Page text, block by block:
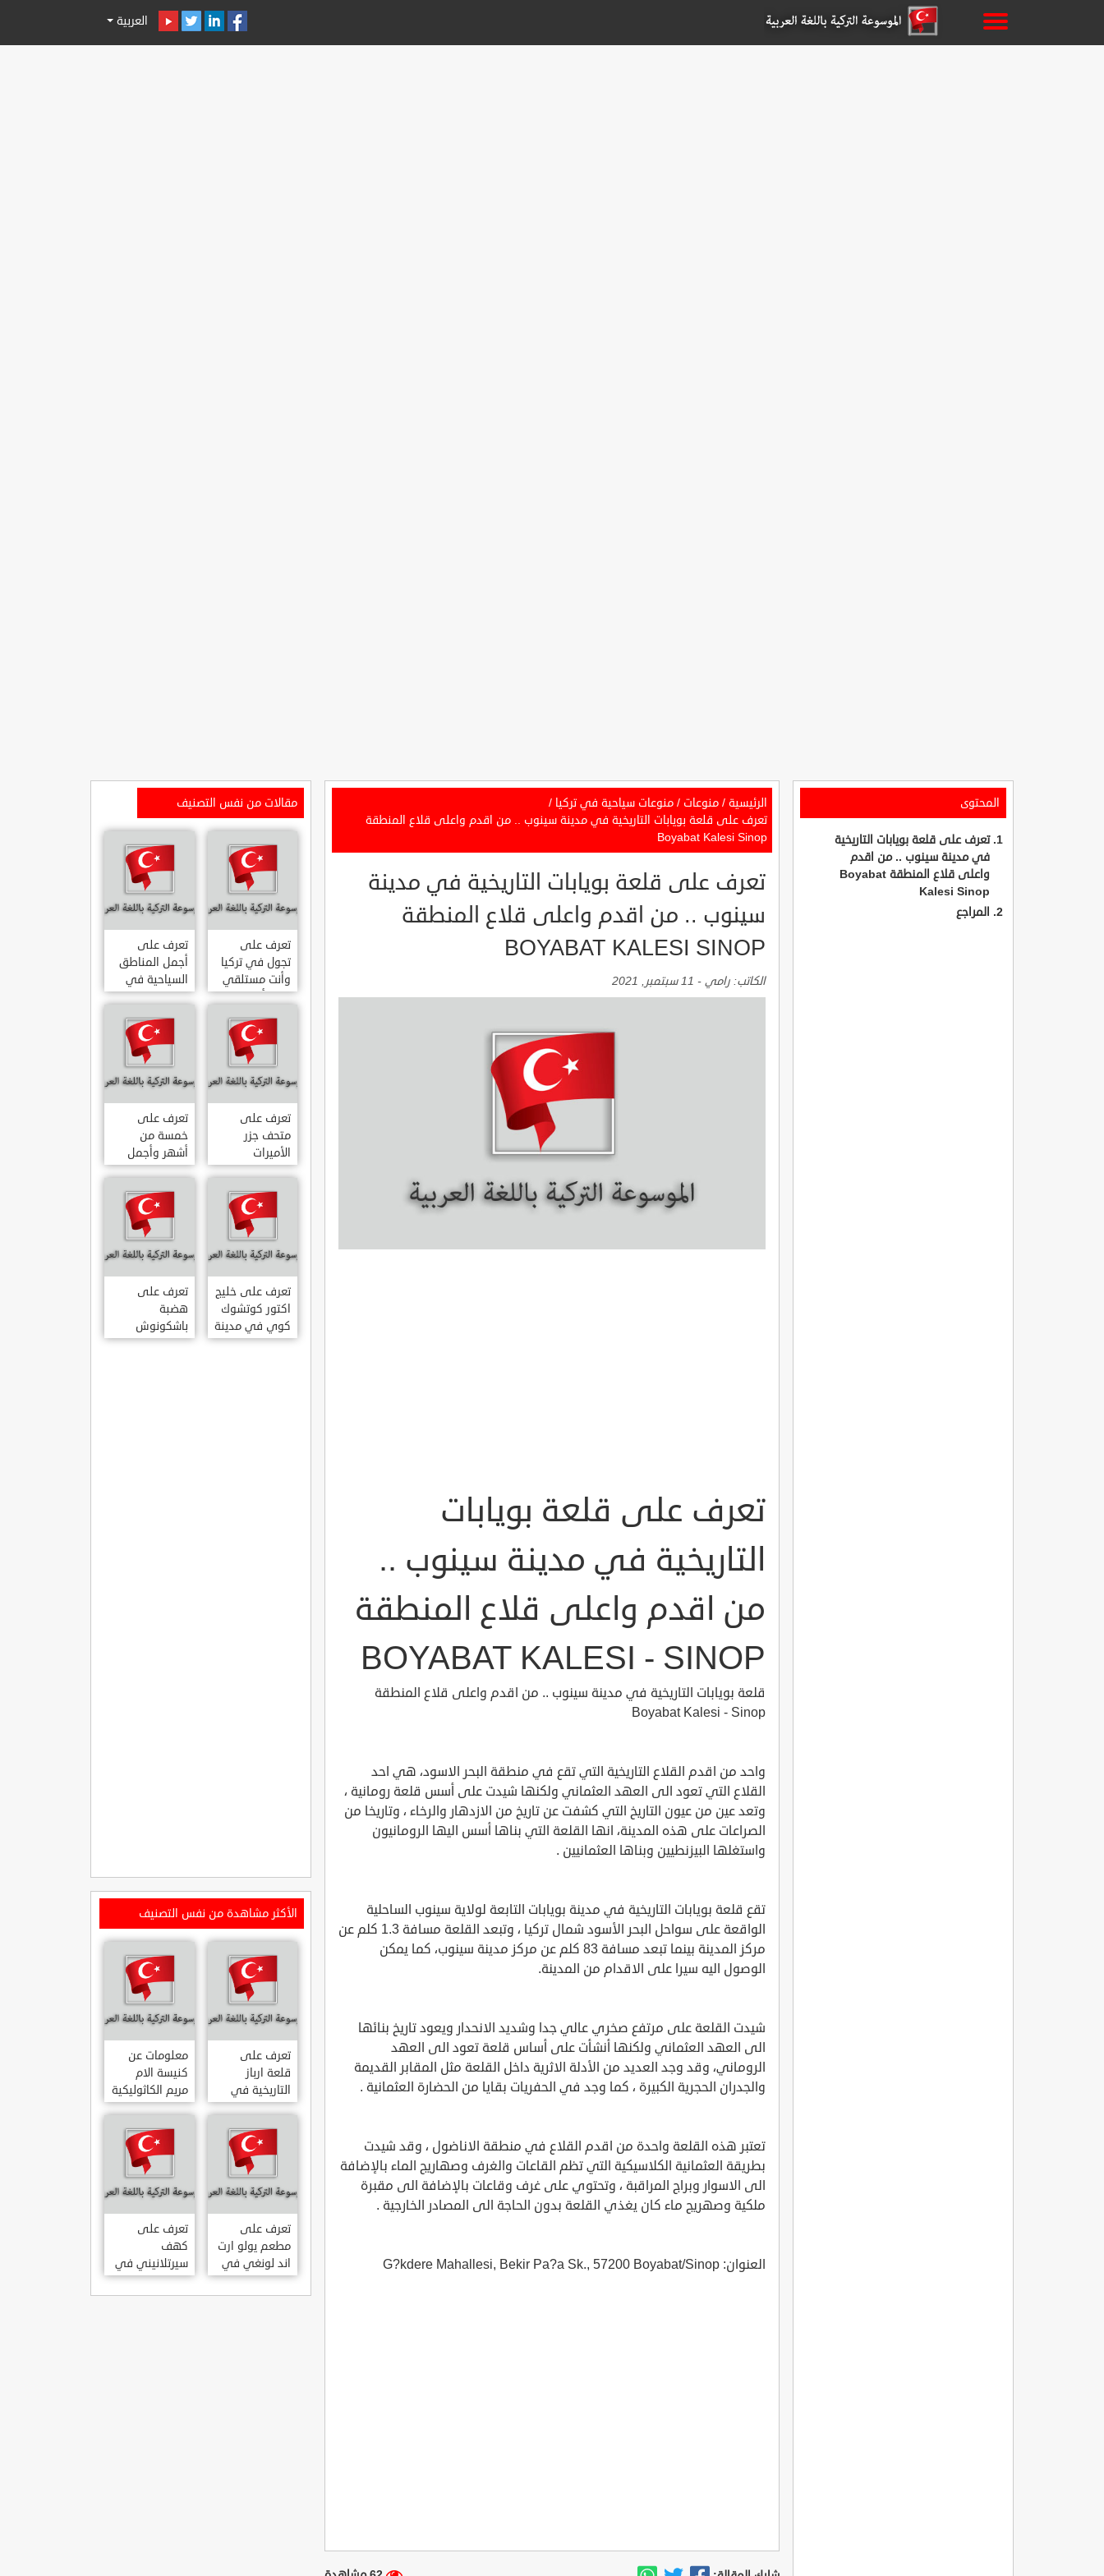
العربية
المحتوى
تعرف على قلعة بويابات التاريخية
في مدينة سينوب .. من اقدم
واعلى قلاع المنطقة Boyabat
Kalesi Sinop
المراجع
الرئيسية / منوعات / منوعات سياحية في تركيا /
تعرف على قلعة بويابات التاريخية في مدينة سينوب .. من اقدم واعلى قلاع المنطقة
Boyabat Kalesi Sinop
تعرف على قلعة بويابات التاريخية في مدينة
سينوب .. من اقدم واعلى قلاع المنطقة
BOYABAT KALESI SINOP
الكاتب: رامي - 11 سبتمبر, 2021
تعرف على قلعة بويابات
التاريخية في مدينة سينوب ..
من اقدم واعلى قلاع المنطقة
BOYABAT KALESI - SINOP
قلعة بويابات التاريخية في مدينة سينوب .. من اقدم واعلى قلاع المنطقة
Boyabat Kalesi - Sinop
واحد من اقدم القلاع التاريخية التي تقع في منطقة البحر الاسود، هي احد
القلاع التي تعود الى العهد العثماني ولكنها شيدت على أسس قلعة رومانية ،
وتعد عين من عيون التاريخ التي كشفت عن تاريخ من الازدهار والرخاء ، وتاريخا من
الصراعات على هذه المدينة، انها القلعة التي بناها أسس اليها الرومانيون
واستغلها البيزنطيين وبناها العثمانيين .
تقع قلعة بويابات التاريخية في مدينة بويابات التابعة لولاية سينوب الساحلية
الواقعة على سواحل البحر الأسود شمال تركيا ، وتبعد القلعة مسافة 1.3 كلم عن
مركز المدينة بينما تبعد مسافة 83 كلم عن مركز مدينة سينوب، كما يمكن
الوصول اليه سيرا على الاقدام من المدينة.
شيدت القلعة على مرتفع صخري عالي جدا وشديد الانحدار ويعود تاريخ بنائها
الى العهد العثماني ولكنها أنشأت على أساس قلعة تعود الى العهد
الروماني، وقد وجد العديد من الأدلة الاثرية داخل القلعة مثل المقابر القديمة
والجدران الحجرية الكبيرة ، كما وجد في الحفريات بقايا من الحضارة العثمانية .
تعتبر هذه القلعة واحدة من اقدم القلاع في منطقة الاناضول ، وقد شيدت
بطريقة العثمانية الكلاسيكية التي تظم القاعات والغرف وصهاريج الماء بالإضافة
الى الاسوار وبراج المراقبة ، وتحتوي على غرف وقاعات بالإضافة الى مقبرة
ملكية وصهريج ماء كان يغذي القلعة بدون الحاجة الى المصادر الخارجية .
العنوان: G?kdere Mahallesi, Bekir Pa?a Sk., 57200 Boyabat/Sinop
مقالات من نفس التصنيف
تعرف على
تجول في تركيا
وأنت مستلقي
على أريكتك
..السياحة
الافتراضية.
تعرف على
أجمل المناطق
السياحية في
اسطنبول
المشهورة في
تعرف على
متحف جزر
الأميرات
ADALAR
MÜZESI
تعرف على
خمسة من
أشهر وأجمل
قصور اسطنبول
تعرف على خليج
اكتور كوتشوك
كوي في مدينة
داتشا الساحلية
تعرف على
هضبة
باشكونوش
الطبيعية في
الأكثر مشاهدة من نفس التصنيف
تعرف على
قلعة ارباز
التاريخية في
ولاية ايدن.. من
القلاع الدولة
العثمانية
ARPAZ
KALESI AYDIN
معلومات عن
كنيسة الام
مريم الكاثوليكية
في هاتي .. من
معالم المدينة
التاريخية
والدينية
MERYEM ANA
KATOLIK
KILISESI
HATAY
تعرف على
مطعم يولو ارت
اند لونغي في
ازمير .. مطعم
بجدران متحف
تعرف على
كهف
سيرتلانيني في
ولاية ايدن .. من
اعاجيب الطبيعة